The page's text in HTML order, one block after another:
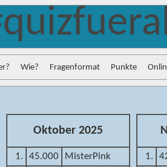
Wie? Fragenformat Punkte
Oktober 2025
1. 45.000
MisterPink
1.